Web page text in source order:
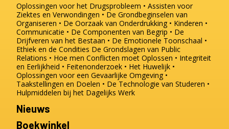
Oplossingen voor het Drugsprobleem
Assisten voor
Ziektes en Verwondingen
De Grondbeginselen van
Organiseren
De Oorzaak van Onderdrukking
Kinderen
Communicatie
De Componenten van Begrip
De
Drijfveren van het Bestaan
De Emotionele Toonschaal
Ethiek en de Condities De Grondslagen van Public
Relations
Hoe men Conflicten moet Oplossen
Integriteit
en Eerlijkheid
Feitenonderzoek
Het Huwelijk
Oplossingen voor een Gevaarlijke Omgeving
Taakstellingen en Doelen
De Technologie van Studeren
Hulpmiddelen bij het Dagelijks Werk
Nieuws
Boekwinkel